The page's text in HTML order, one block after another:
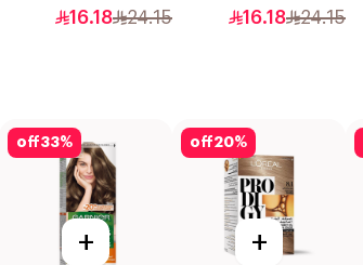
رقم 5 1قطعة
24.15
16.18
1كبسولة
24.15
16.18
20%
off
+
33%
off
+